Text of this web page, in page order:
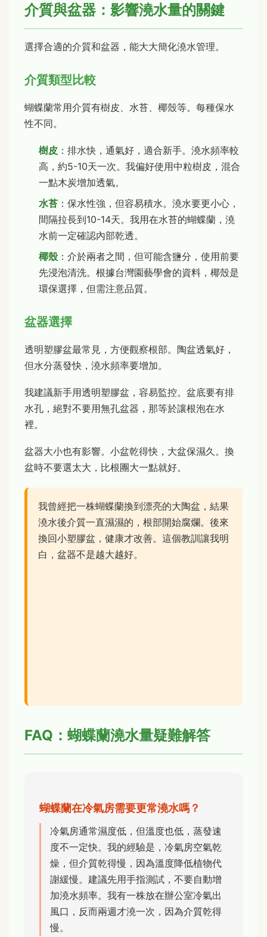
介質與盆器：影響澆水量的關鍵
選擇合適的介質和盆器，能大大簡化澆水管理。
介質類型比較
蝴蝶蘭常用介質有樹皮、水苔、椰殼等。每種保水
性不同。
樹皮 ：排水快，通氣好，適合新手。澆水頻率較
高，約5-10天一次。我偏好使用中粒樹皮，混合
一點木炭增加透氣。
水苔 ：保水性強，但容易積水。澆水要更小心，
間隔拉長到10-14天。我用在水苔的蝴蝶蘭，澆
水前一定確認內部乾透。
椰殼：介於兩者之間，但可能含鹽分，使用前要
先浸泡清洗。根據台灣園藝學會的資料，椰殼是
環保選擇，但需注意品質。
盆器選擇
透明塑膠盆最常見，方便觀察根部。陶盆透氣好，
但水分蒸發快，澆水頻率要增加。
我建議新手用透明塑膠盆，容易監控。盆底要有排
水孔，絕對不要用無孔盆器，那等於讓根泡在水
裡。
盆器大小也有影響。小盆乾得快，大盆保濕久。換
盆時不要選太大，比根團大一點就好。
我曾經把一株蝴蝶蘭換到漂亮的大陶盆，結果
澆水後介質一直濕濕的，根部開始腐爛。後來
換回小塑膠盆，健康才改善。這個教訓讓我明
白，盆器不是越大越好。
FAQ：蝴蝶蘭澆水量疑難解答
蝴蝶蘭在冷氣房需要更常澆水嗎？
冷氣房通常濕度低，但溫度也低，蒸發速
度不一定快。我的經驗是，冷氣房空氣乾
燥，但介質乾得慢，因為溫度降低植物代
謝緩慢。建議先用手指測試，不要自動增
加澆水頻率。我有一株放在辦公室冷氣出
風口，反而兩週才澆一次，因為介質乾得
慢。